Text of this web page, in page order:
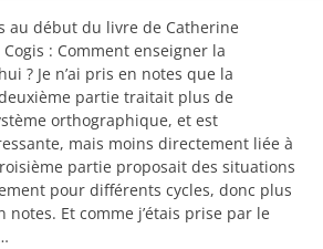
au début du livre de Catherine
: Comment enseigner la
? Je n’ai pris en notes que la
partie traitait plus de
orthographique, et est
mais moins directement liée à
partie proposait des situations
pour différents cycles, donc plus
Et comme j’étais prise par le